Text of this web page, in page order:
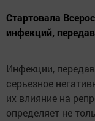
Стартовала
инфекций,
Инфекции,
серьезное
их влияние на
определяет не